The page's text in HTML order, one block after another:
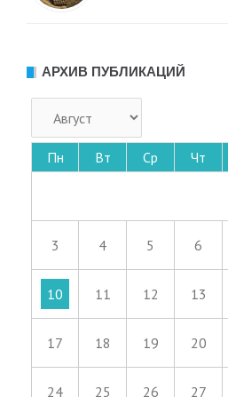
АРХИВ ПУБЛИКАЦИЙ
Пн Вт Ср Чт
3 4 5 6
10 11 12 13
17 18 19 20
24 25 26 27